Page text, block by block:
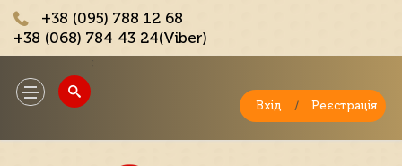
+38 (095) 788 12 68
+38 (068) 784 43 24(Viber)
Toggle
navigation
Вхід / Реєстрація